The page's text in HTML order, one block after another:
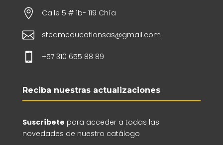
 Calle 5 # 1b- 119 Chía
 steameducationsas@gmail.com
 +57 310 655 88 89
Reciba nuestras actualizaciones
Suscríbete para acceder a todas las
novedades de nuestro catálogo